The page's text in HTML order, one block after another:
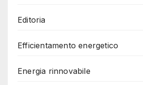
Editoria
Efficientamento energetico
Energia rinnovabile